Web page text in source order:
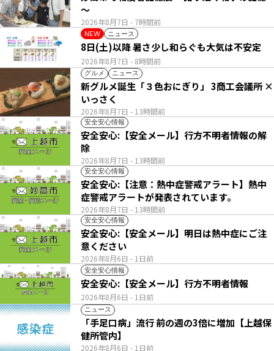
2026年8月7日 - 7時間前
～
NEW ニュース
2026年8月7日 - 8時間前
8日(土)以降 暑さ少し和らぐも大気は不安定
グルメ ニュース
2026年8月7日 - 13時間前
新グルメ誕生「３色おにぎり」 3商工会議所 ×
いっさく
安全安心情報
2026年8月7日 - 13時間前
安全安心:【安全メール】行方不明者情報の解
除
安全安心情報
2026年8月7日 - 13時間前
安全安心:【注意：熱中症警戒アラート】熱中
症警戒アラートが発表されています。
安全安心情報
2026年8月6日 - 1日前
安全安心:【安全メール】明日は熱中症にご注
意ください
安全安心情報
2026年8月6日 - 1日前
安全安心:【安全メール】行方不明者情報
ニュース
2026年8月6日 - 1日前
「手足口病」流行 前の週の3倍に増加【上越保
健所管内】